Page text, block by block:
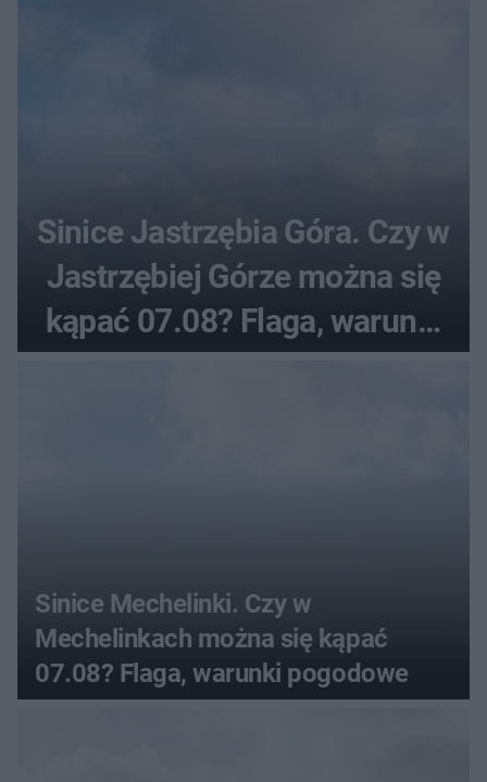
Sinice Jastrzębia Góra. Czy w
Jastrzębiej Górze można się
kąpać 07.08? Flaga, warunki
Sinice Mechelinki. Czy w
Mechelinkach można się kąpać
07.08? Flaga, warunki pogodowe